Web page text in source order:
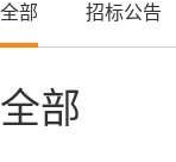
全部 招标公告
全部